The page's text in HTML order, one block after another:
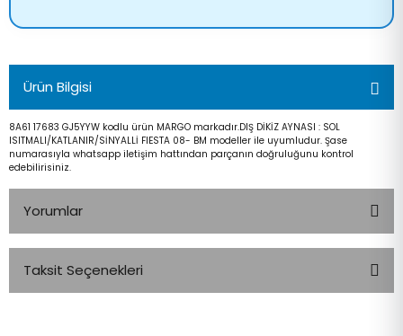
Ürün Bilgisi
8A61 17683 GJ5YYW kodlu ürün MARGO markadır.DIŞ DİKİZ AYNASI : SOL
ISITMALI/KATLANIR/SİNYALLİ FIESTA 08- BM modeller ile uyumludur. Şase
numarasıyla whatsapp iletişim hattından parçanın doğruluğunu kontrol
edebilirisiniz.
Yorumlar
Taksit Seçenekleri